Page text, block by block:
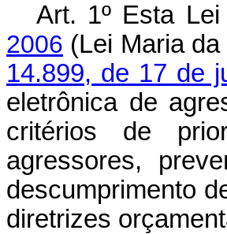
Art. 1º Esta
2006 (Lei Maria da
14.899, de 17 de
eletrônica de
critérios de
agressores,
descumprimento
diretrizes